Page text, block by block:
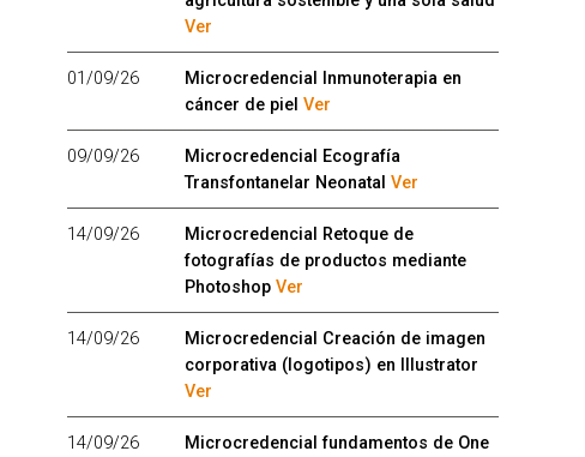
Ver
01/09/26
Microcredencial Inmunoterapia en
cáncer de piel Ver
09/09/26
Microcredencial Ecografía
Transfontanelar Neonatal Ver
14/09/26
Microcredencial Retoque de
fotografías de productos mediante
Photoshop Ver
14/09/26
Microcredencial Creación de imagen
corporativa (logotipos) en Illustrator
Ver
14/09/26
Microcredencial fundamentos de One